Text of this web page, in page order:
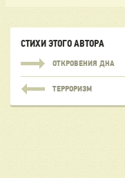
СТИХИ ЭТОГО АВТОРА
ОТКРОВЕНИЯ ДНА
ТЕРРОРИЗМ